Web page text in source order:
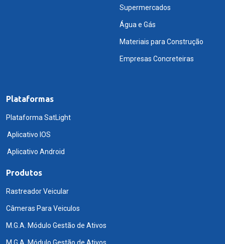
Supermercados
Água e Gás
Materiais para Construção
Empresas Concreteiras
Plataformas
Plataforma SatLight
Aplicativo IOS
Aplicativo Android
Produtos
Rastreador Veicular
Câmeras Para Veiculos
M.G.A. Módulo Gestão de Ativos